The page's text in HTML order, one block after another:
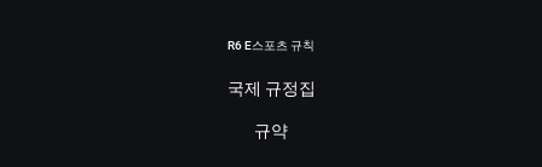
R6 E스포츠 규칙
국제 규정집
규약